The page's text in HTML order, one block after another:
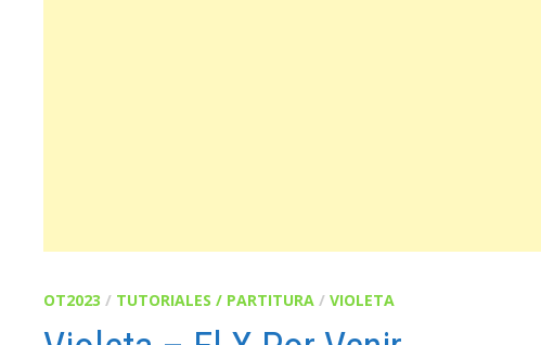
OT2023 / TUTORIALES / PARTITURA /VIOLETA